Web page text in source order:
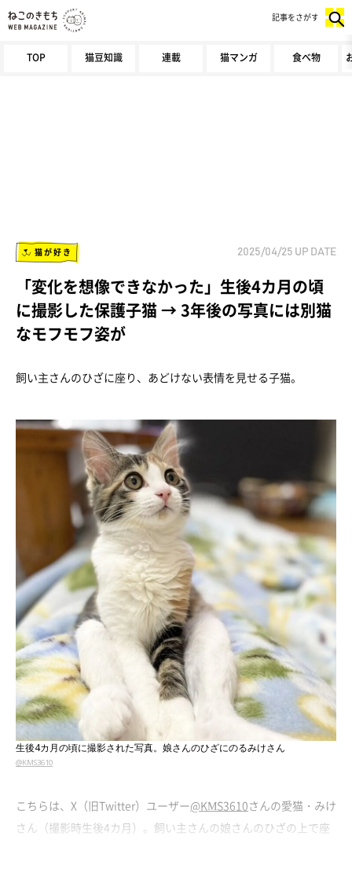
TOP 猫豆知識 連載 猫マンガ 食べ物
記事をさがす
猫が好き 2025/04/25 UP DATE
「変化を想像できなかった」生後4カ月の頃
に撮影した保護子猫 → 3年後の写真には別猫
なモフモフ姿が
飼い主さんのひざに座り、あどけない表情を見せる子猫。
生後4カ月の頃に撮影された写真。娘さんのひざにのるみけさん
@KMS3610
こちらは、X（旧Twitter）ユーザー@KMS3610さんの愛猫・みけ
さん（撮影時生後4カ月）。飼い主さんの娘さんのひざの上で座